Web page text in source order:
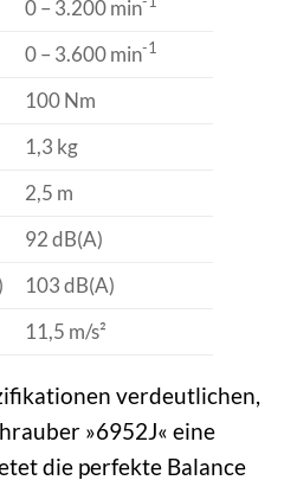
0 – 3.200 min
0 – 3.600 min-1
100 Nm
1,3 kg
2,5 m
92 dB(A)
103 dB(A)
11,5 m/s²
verdeutlichen,
»6952J« eine
die perfekte Balance